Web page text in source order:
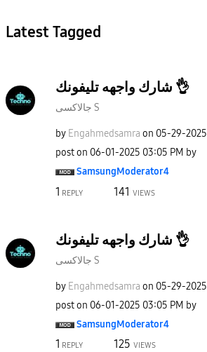
Latest Tagged
شارك واجهه تليفونك 👌
جالاكسى S
by Engahmedsamra on ‎05-29-2025
post on ‎06-01-2025 03:05 PM by
SamsungModerator4
1 REPLY 141 VIEWS
شارك واجهه تليفونك 👌
جالاكسى S
by Engahmedsamra on ‎05-29-2025
post on ‎06-01-2025 03:05 PM by
SamsungModerator4
1 REPLY 125 VIEWS